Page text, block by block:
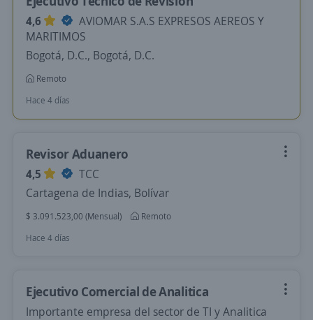
4,6
AVIOMAR S.A.S EXPRESOS AEREOS Y
MARITIMOS
Bogotá, D.C., Bogotá, D.C.
Remoto
Hace 4 días
Revisor Aduanero
4,5
TCC
Cartagena de Indias, Bolívar
$ 3.091.523,00 (Mensual)
Remoto
Hace 4 días
Ejecutivo Comercial de Analitica
Importante empresa del sector de TI y Analitica